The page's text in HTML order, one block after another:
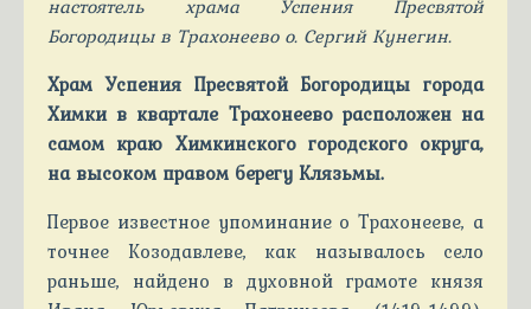
настоятель храма Успения Пресвятой
Богородицы в Трахонеево о. Сергий Кунегин.
Храм Успения Пресвятой Богородицы города
Химки в квартале Трахонеево расположен на
самом краю Химкинского городского округа,
на высоком правом берегу Клязьмы.
Первое известное упоминание о Трахонееве, а
точнее Козодавлеве, как называлось село
раньше, найдено в духовной грамоте князя